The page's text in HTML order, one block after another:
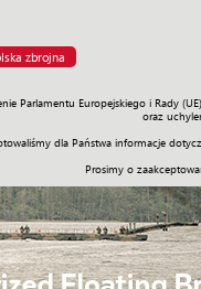
zbrojna
Parlamentu Europejskiego i Rady
oraz
dla Państwa informacje
Prosimy o
Polityka Prawo Świat